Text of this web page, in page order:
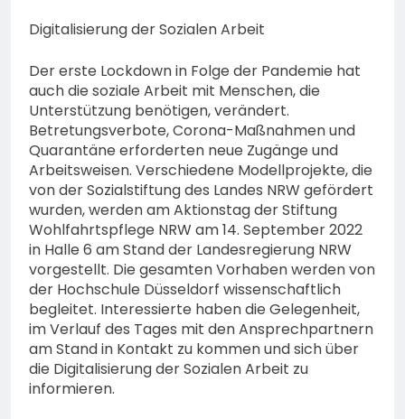
Digitalisierung der Sozialen Arbeit
Der erste Lockdown in Folge der Pandemie hat
auch die soziale Arbeit mit Menschen, die
Unterstützung benötigen, verändert.
Betretungsverbote, Corona-Maßnahmen und
Quarantäne erforderten neue Zugänge und
Arbeitsweisen. Verschiedene Modellprojekte, die
von der Sozialstiftung des Landes NRW gefördert
wurden, werden am Aktionstag der Stiftung
Wohlfahrtspflege NRW am 14. September 2022
in Halle 6 am Stand der Landesregierung NRW
vorgestellt. Die gesamten Vorhaben werden von
der Hochschule Düsseldorf wissenschaftlich
begleitet. Interessierte haben die Gelegenheit,
im Verlauf des Tages mit den Ansprechpartnern
am Stand in Kontakt zu kommen und sich über
die Digitalisierung der Sozialen Arbeit zu
informieren.